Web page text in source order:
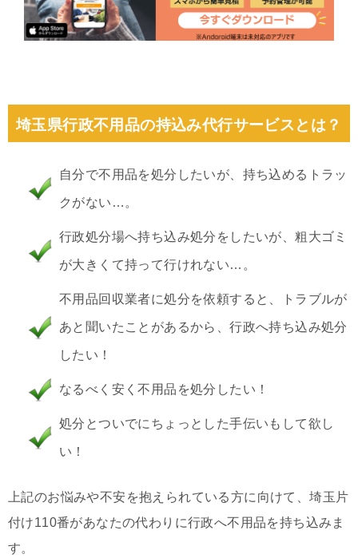
埼玉県行政不用品の持込み代行サービスとは？
自分で不用品を処分したいが、持ち込めるトラッ
クがない…。
行政処分場へ持ち込み処分をしたいが、粗大ゴミ
が大きくて持って行けれない…。
不用品回収業者に処分を依頼すると、トラブルが
あと聞いたことがあるから、行政へ持ち込み処分
したい！
なるべく安く不用品を処分したい！
処分とついでにちょっとした手伝いもして欲し
い！
上記のお悩みや不安を抱えられている方に向けて、埼玉片
付け110番があなたの代わりに行政へ不用品を持ち込みま
す。